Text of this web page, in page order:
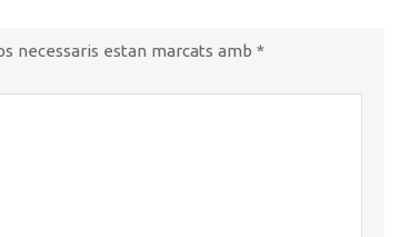
necessaris estan marcats amb *